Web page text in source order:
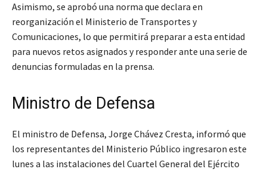
Asimismo, se aprobó una norma que declara en
reorganización el Ministerio de Transportes y
Comunicaciones, lo que permitirá preparar a esta entidad
para nuevos retos asignados y responder ante una serie de
denuncias formuladas en la prensa.
Ministro de Defensa
El ministro de Defensa, Jorge Chávez Cresta, informó que
los representantes del Ministerio Público ingresaron este
lunes a las instalaciones del Cuartel General del Ejército